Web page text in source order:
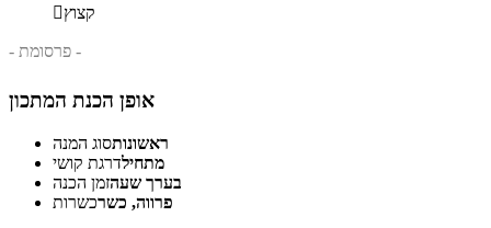
קצוץ
- פרסומת -
אופן הכנת המתכון
ראשונותסוג המנה
מתחילדרגת קושי
בערך שעהזמן הכנה
פרווה, כשרכשרות